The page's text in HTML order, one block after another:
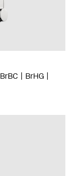
BrBC
BrHG